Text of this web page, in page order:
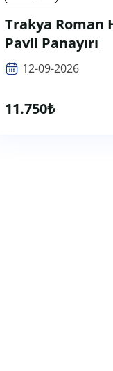
Trakya Roman
Pavli Panayırı
12-09-2026
11.750₺